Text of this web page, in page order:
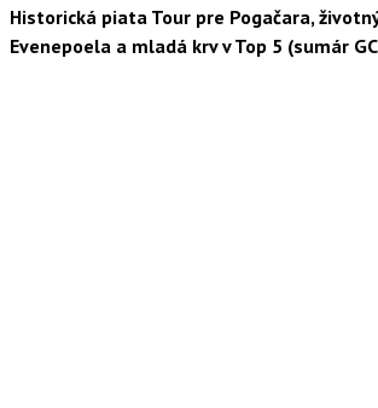
Historická piata Tour pre Pogačara,
Evenepoela a mladá krv v Top 5 (sumár